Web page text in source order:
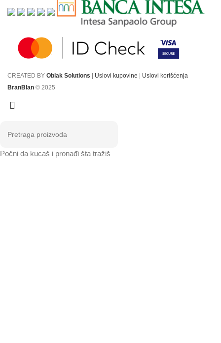
CREATED BY Oblak Solutions Uslovi kupovine
Uslovi korišćenja
BranBlan © 2025
Počni da kucaš i pronađi šta tražiš